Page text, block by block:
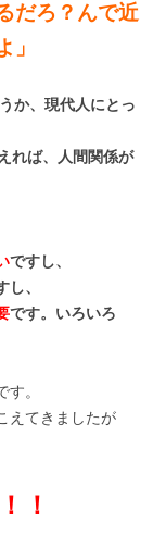
だろ？んで近
」
か、現代人にとっ
れば、人間関係が
ですし、
し、
です。いろいろ
。
えてきましたが
！